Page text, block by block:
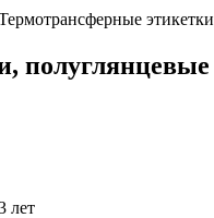
лет